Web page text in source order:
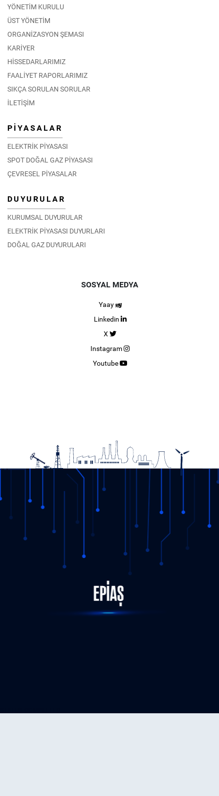
YÖNETİM KURULU
ÜST YÖNETİM
ORGANİZASYON ŞEMASI
KARİYER
HİSSEDARLARIMIZ
FAALİYET RAPORLARIMIZ
SIKÇA SORULAN SORULAR
İLETİŞİM
PİYASALAR
ELEKTRİK PİYASASI
SPOT DOĞAL GAZ PİYASASI
ÇEVRESEL PİYASALAR
DUYURULAR
KURUMSAL DUYURULAR
ELEKTRİK PİYASASI DUYURLARI
DOĞAL GAZ DUYURULARI
SOSYAL MEDYA
Yaay
Linkedin
X
Instagram
Youtube